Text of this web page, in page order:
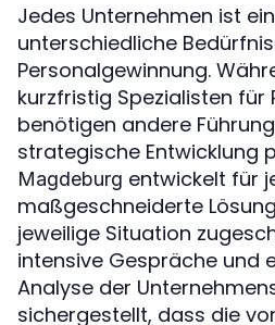
Jedes Unternehmen ist
unterschiedliche
Personalgewinnung.
kurzfristig Spezialisten für
benötigen andere
strategische Entwicklung
Magdeburg entwickelt für
maßgeschneiderte
jeweilige Situation
intensive Gespräche und
Analyse der
sichergestellt, dass die